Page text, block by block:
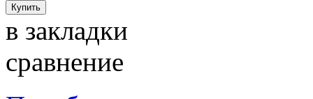
в закладки
сравнение